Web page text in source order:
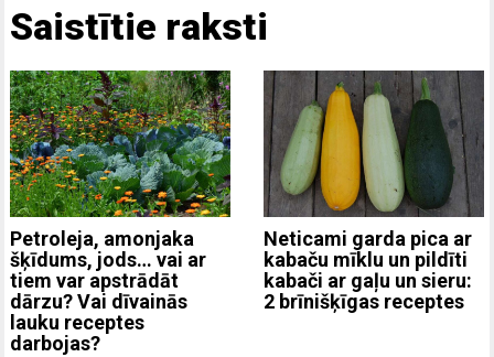
Saistītie raksti
Petroleja, amonjaka
šķīdums, jods… vai ar
tiem var apstrādāt
dārzu? Vai dīvainās
lauku receptes
darbojas?
Neticami garda pica ar
kabaču mīklu un pildīti
kabači ar gaļu un sieru:
2 brīnišķīgas receptes